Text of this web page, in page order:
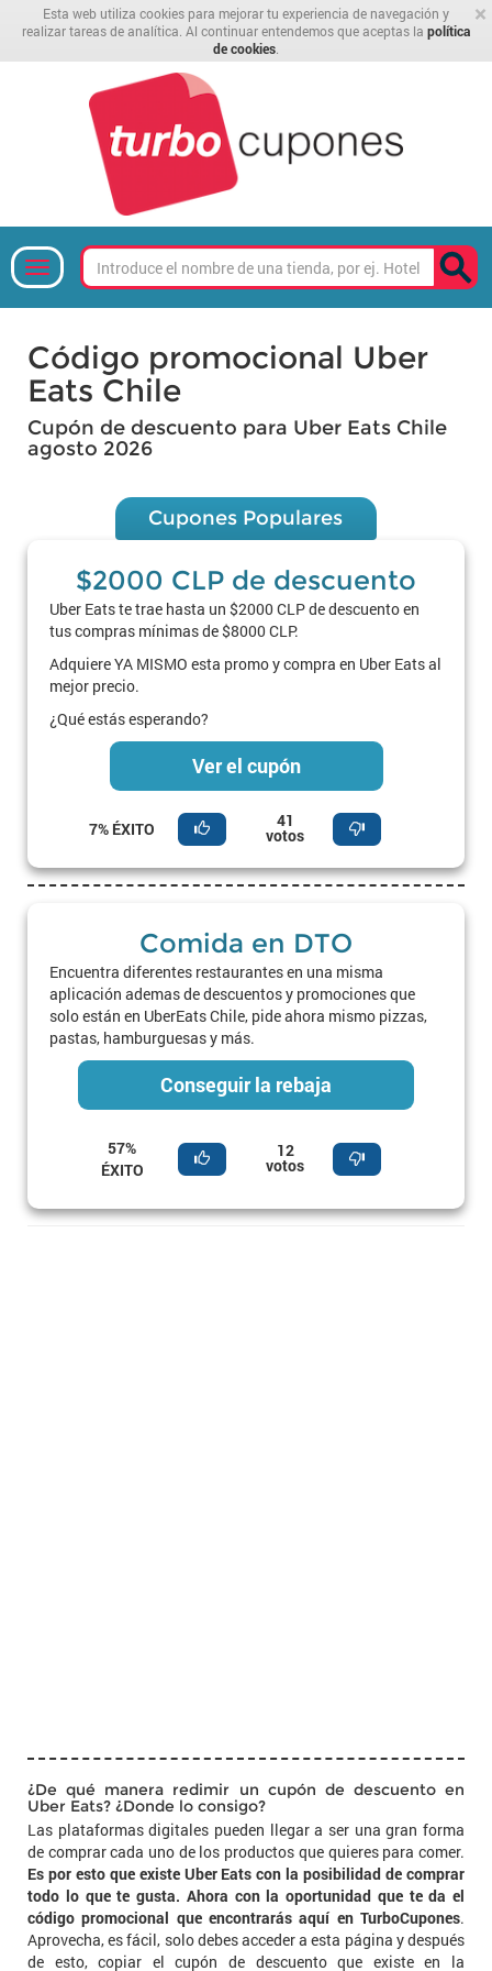
×
Esta web utiliza cookies para mejorar tu experiencia de navegación y
realizar tareas de analítica. Al continuar entendemos que aceptas la política
de cookies
Código promocional Uber
Eats Chile
Cupón de descuento para Uber Eats Chile
agosto 2026
Cupones Populares
$2000 CLP de descuento
Uber Eats te trae hasta un $2000 CLP de descuento en
tus compras mínimas de $8000 CLP.
Adquiere YA MISMO esta promo y compra en Uber Eats al
mejor precio.
¿Qué estás esperando?
Ver el cupón
7% ÉXITO 41
votos
Comida en DTO
Encuentra diferentes restaurantes en una misma
aplicación ademas de descuentos y promociones que
solo están en UberEats Chile, pide ahora mismo pizzas,
pastas, hamburguesas y más.
Conseguir la rebaja
57%
ÉXITO
12
votos
¿De qué manera redimir un cupón de descuento en
Uber Eats? ¿Donde lo consigo?
Las plataformas digitales pueden llegar a ser una gran forma
de comprar cada uno de los productos que quieres para comer.
Es por esto que existe Uber Eats con la posibilidad de comprar
todo lo que te gusta. Ahora con la oportunidad que te da el
código promocional que encontrarás aquí en TurboCupones.
Aprovecha, es fácil, solo debes acceder a esta página y después
de esto, copiar el cupón de descuento que existe en la